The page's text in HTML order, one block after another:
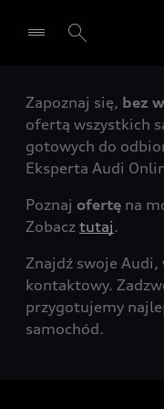
Wybierz
Zapoznaj się, bez
ofertą wszystkich
gotowych do
Eksperta Audi
Poznaj ofertę na
Zobacz tutaj.
Znajdź swoje
kontaktowy.
przygotujemy
samochód.